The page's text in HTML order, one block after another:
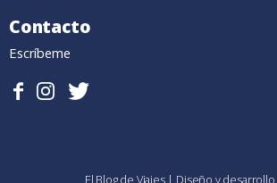
Contacto
Escríbeme
Sigueme
FollowFollow
El Blog de Viajes | Diseño y desarrollo